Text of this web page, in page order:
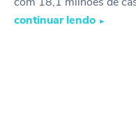
continuar lendo ►